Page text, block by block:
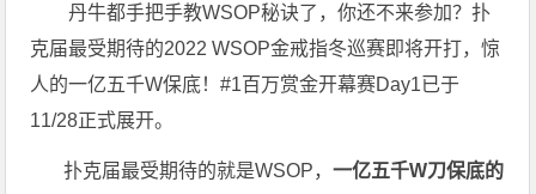
丹牛都手把手教WSOP秘诀了，你还不来参加？扑
克届最受期待的2022 WSOP金戒指冬巡赛即将开打，惊
人的一亿五千W保底！#1百万赏金开幕赛Day1已于
11/28正式展开。
扑克届最受期待的就是WSOP，一亿五千W刀保底的